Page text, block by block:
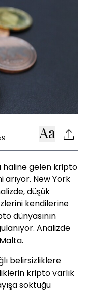
haline gelen kripto
arıyor. New York
düşük
kendilerine
dünyasının
Analizde
belirsizliklere
kripto varlık
soktuğu